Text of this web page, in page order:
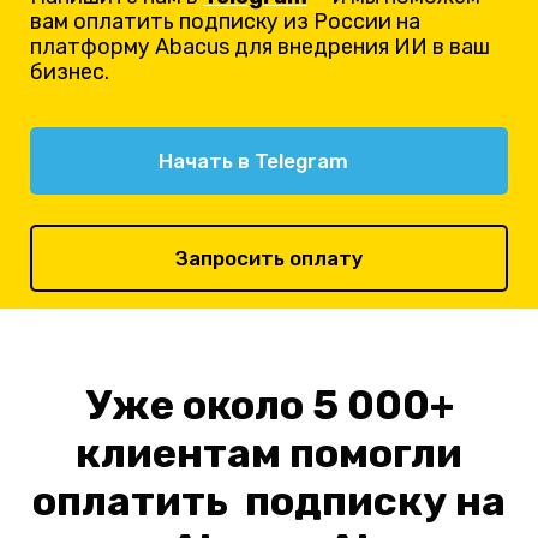
вам оплатить подписку из России на
платформу Abacus для внедрения ИИ в ваш
бизнес.
Начать в Telegram
Запросить оплату
Уже около 5 000+
клиентам помогли
оплатить подписку на